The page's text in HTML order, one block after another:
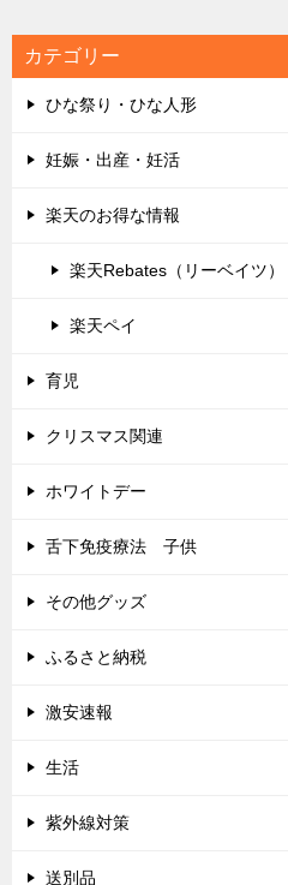
カテゴリー
ひな祭り・ひな人形
妊娠・出産・妊活
楽天のお得な情報
楽天Rebates（リーベイツ）
楽天ペイ
育児
クリスマス関連
ホワイトデー
舌下免疫療法 子供
その他グッズ
ふるさと納税
激安速報
生活
紫外線対策
送別品